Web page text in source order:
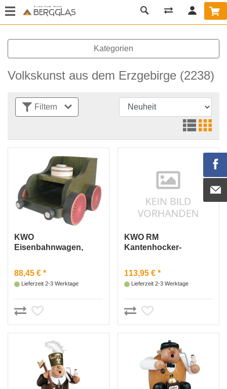
Kategorien
Volkskunst aus dem Erzgebirge (2238)
Filtern
KWO
Eisenbahnwagen,
88,45 € *
Lieferzeit 2-3 Werktage
KWO RM
Kantenhocker-
113,95 € *
Lieferzeit 2-3 Werktage